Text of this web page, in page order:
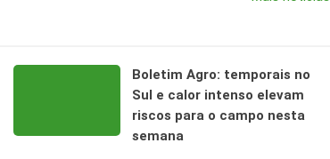
Boletim Agro: temporais no
Sul e calor intenso elevam
riscos para o campo nesta
semana